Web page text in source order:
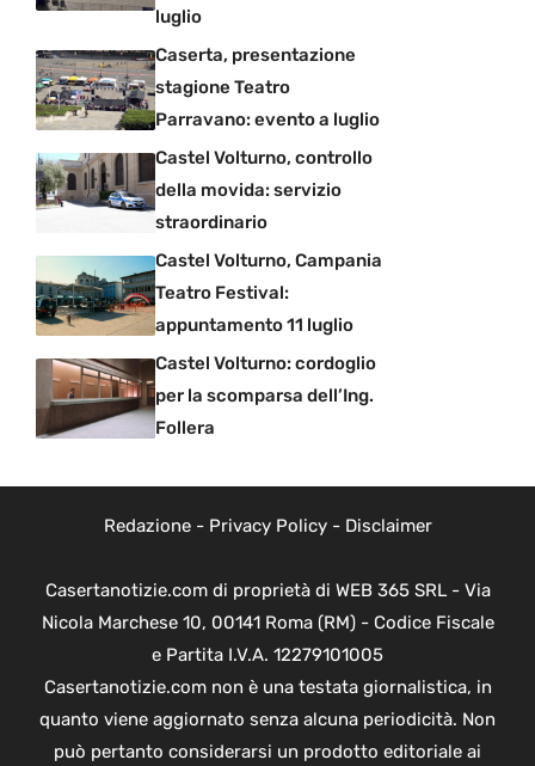
luglio
Caserta, presentazione
stagione Teatro
Parravano: evento a luglio
Castel Volturno, controllo
della movida: servizio
straordinario
Castel Volturno, Campania
Teatro Festival:
appuntamento 11 luglio
Castel Volturno: cordoglio
per la scomparsa dell’Ing.
Follera
Redazione- Privacy Policy- Disclaimer
Casertanotizie.com di proprietà di WEB 365 SRL - Via
Nicola Marchese 10, 00141 Roma (RM) - Codice Fiscale
e Partita I.V.A. 12279101005
Casertanotizie.com non è una testata giornalistica, in
quanto viene aggiornato senza alcuna periodicità. Non
può pertanto considerarsi un prodotto editoriale ai